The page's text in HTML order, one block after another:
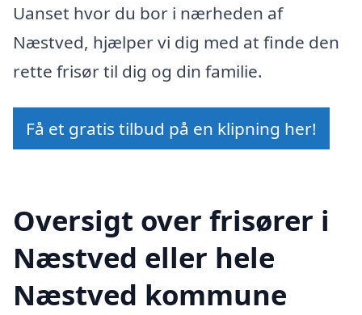
Uanset hvor du bor i nærheden af
Næstved, hjælper vi dig med at finde den
rette frisør til dig og din familie.
Få et gratis tilbud på en klipning her!
Oversigt over frisører i
Næstved eller hele
Næstved kommune